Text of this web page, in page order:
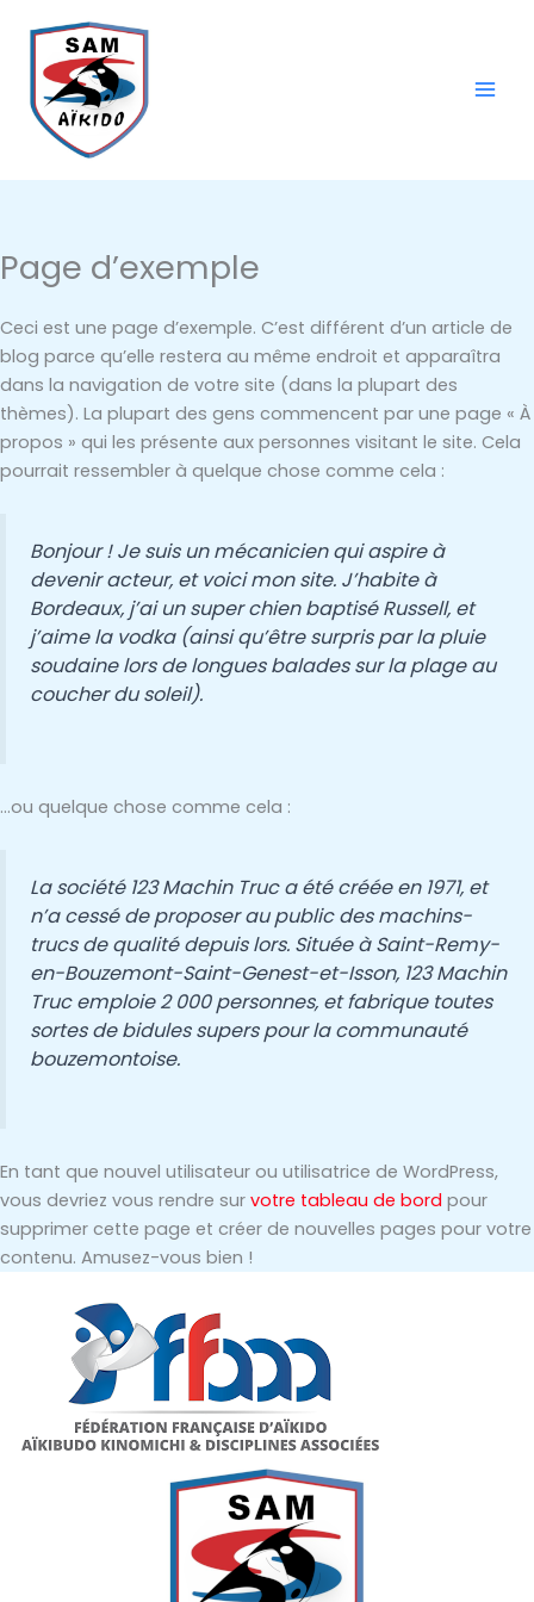
contenu
Page d’exemple
Ceci est une page d’exemple. C’est différent d’un article de
blog parce qu’elle restera au même endroit et apparaîtra
dans la navigation de votre site (dans la plupart des
thèmes). La plupart des gens commencent par une page « À
propos » qui les présente aux personnes visitant le site. Cela
pourrait ressembler à quelque chose comme cela :
Bonjour ! Je suis un mécanicien qui aspire à
devenir acteur, et voici mon site. J’habite à
Bordeaux, j’ai un super chien baptisé Russell, et
j’aime la vodka (ainsi qu’être surpris par la pluie
soudaine lors de longues balades sur la plage au
coucher du soleil).
…ou quelque chose comme cela :
La société 123 Machin Truc a été créée en 1971, et
n’a cessé de proposer au public des machins-
trucs de qualité depuis lors. Située à Saint-Remy-
en-Bouzemont-Saint-Genest-et-Isson, 123 Machin
Truc emploie 2 000 personnes, et fabrique toutes
sortes de bidules supers pour la communauté
bouzemontoise.
En tant que nouvel utilisateur ou utilisatrice de WordPress,
vous devriez vous rendre sur votre tableau de bord pour
supprimer cette page et créer de nouvelles pages pour votre
contenu. Amusez-vous bien !